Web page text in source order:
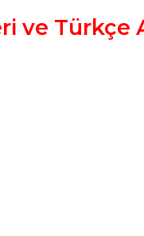
ve Türkçe